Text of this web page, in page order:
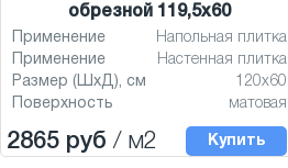
обрезной 119,5x60
Применение
Напольная плитка
Применение
Настенная плитка
Размер (ШхД), см
120x60
Поверхность
матовая
2865 руб / м2 Купить